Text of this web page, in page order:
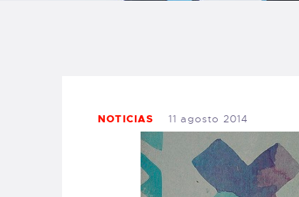
NOTICIAS 11 agosto 2014